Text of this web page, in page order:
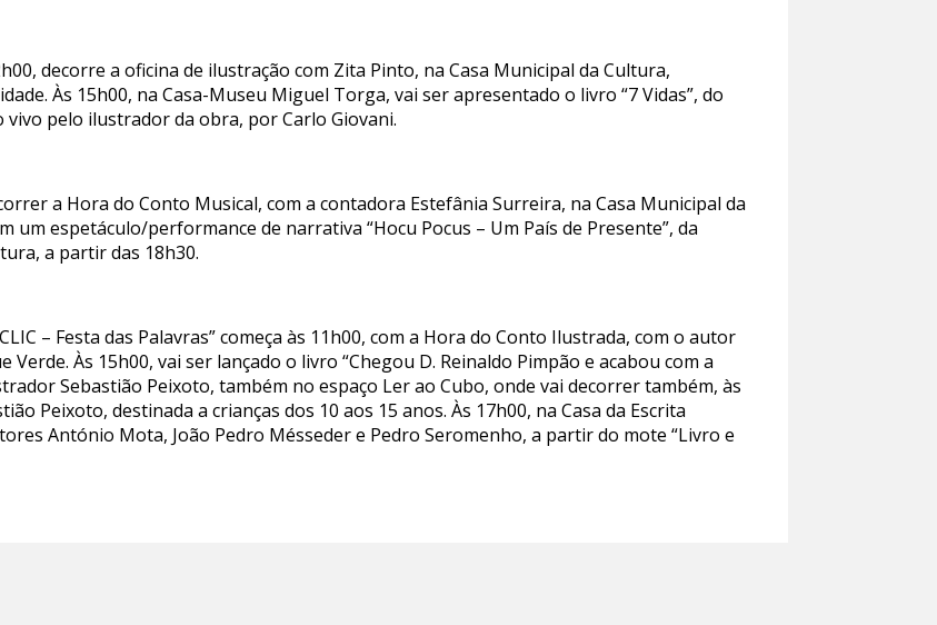
decorre a oficina de ilustração com Zita Pinto, na Casa Municipal da Cultura,
Às 15h00, na Casa-Museu Miguel Torga, vai ser apresentado o livro “7 Vidas”, do
pelo ilustrador da obra, por Carlo Giovani.
a Hora do Conto Musical, com a contadora Estefânia Surreira, na Casa Municipal da
um espetáculo/performance de narrativa “Hocu Pocus – Um País de Presente”, da
a partir das 18h30.
– Festa das Palavras” começa às 11h00, com a Hora do Conto Ilustrada, com o autor
Às 15h00, vai ser lançado o livro “Chegou D. Reinaldo Pimpão e acabou com a
Sebastião Peixoto, também no espaço Ler ao Cubo, onde vai decorrer também, às
Peixoto, destinada a crianças dos 10 aos 15 anos. Às 17h00, na Casa da Escrita
António Mota, João Pedro Mésseder e Pedro Seromenho, a partir do mote “Livro e